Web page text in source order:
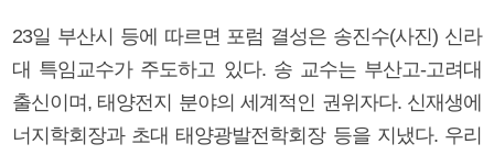
23일 부산시 등에 따르면 포럼 결성은 송진수(사진) 신라
대 특임교수가 주도하고 있다. 송 교수는 부산고-고려대
출신이며, 태양전지 분야의 세계적인 권위자다. 신재생에
너지학회장과 초대 태양광발전학회장 등을 지냈다. 우리